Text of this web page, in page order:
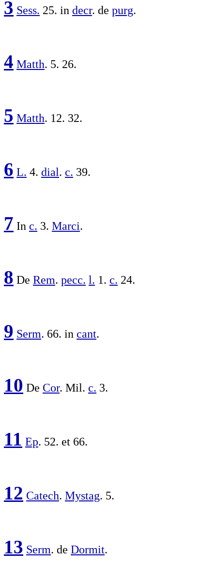
3 Sess. 25. in decr. de purg.
4 Matth. 5. 26.
5 Matth. 12. 32.
6 L. 4. dial. c. 39.
7 In c. 3. Marci.
8 De Rem. pecc. l. 1. c. 24.
9 Serm. 66. in cant.
10 De Cor. Mil. c. 3.
11 Ep. 52. et 66.
12 Catech. Mystag. 5.
13 Serm. de Dormit.